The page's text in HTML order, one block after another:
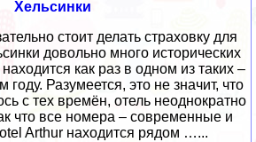
Хельсинки
стоит делать страховку для
довольно много исторических
как раз в одном из таких –
Разумеется, это не значит, что
с тех времён, отель неоднократно
что все номера – современные и
Arthur находится рядом …...